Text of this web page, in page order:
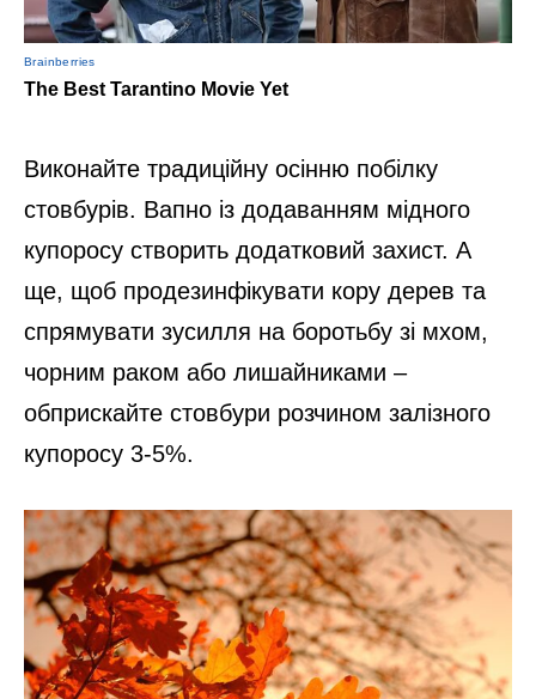
Виконайте традиційну осінню побілку
стовбурів. Вапно із додаванням мідного
купоросу створить додатковий захист. А
ще, щоб продезинфікувати кору дерев та
спрямувати зусилля на боротьбу зі мхом,
чорним раком або лишайниками –
обприскайте стовбури розчином залізного
купоросу 3-5%.